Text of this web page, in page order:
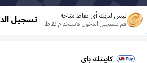
ليس لديك أي نقاط متاحة
قم بتسجيل الدخول لاستخدام نقاط تسجيل
كابيتك باي